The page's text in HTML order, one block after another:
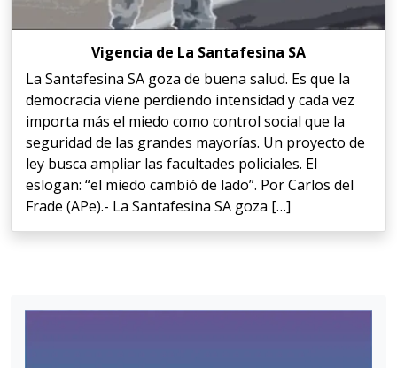
Vigencia de La Santafesina SA
La Santafesina SA goza de buena salud. Es que la
democracia viene perdiendo intensidad y cada vez
importa más el miedo como control social que la
seguridad de las grandes mayorías. Un proyecto de
ley busca ampliar las facultades policiales. El
eslogan: “el miedo cambió de lado”. Por Carlos del
Frade (APe).- La Santafesina SA goza […]